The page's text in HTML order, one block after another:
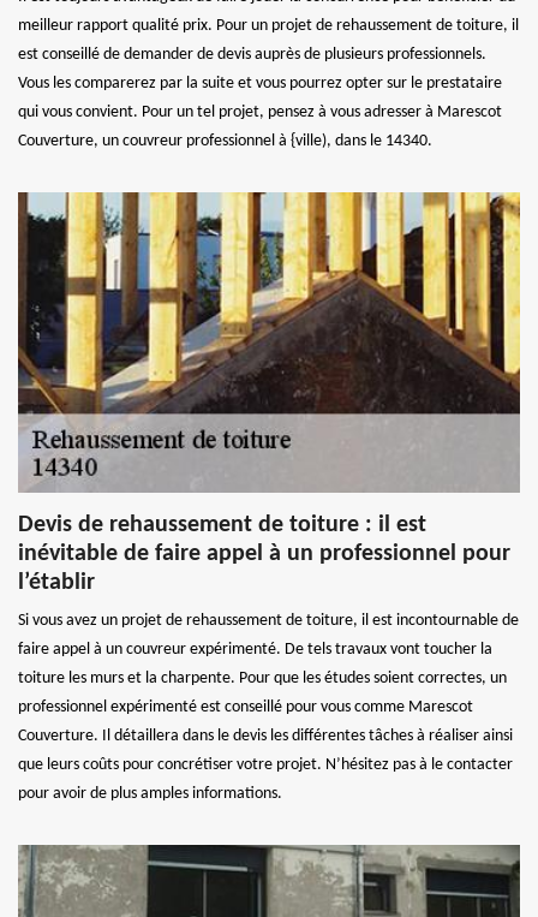
meilleur rapport qualité prix. Pour un projet de rehaussement de toiture, il
est conseillé de demander de devis auprès de plusieurs professionnels.
Vous les comparerez par la suite et vous pourrez opter sur le prestataire
qui vous convient. Pour un tel projet, pensez à vous adresser à Marescot
Couverture, un couvreur professionnel à {ville), dans le 14340.
Devis de rehaussement de toiture : il est
inévitable de faire appel à un professionnel pour
l’établir
Si vous avez un projet de rehaussement de toiture, il est incontournable de
faire appel à un couvreur expérimenté. De tels travaux vont toucher la
toiture les murs et la charpente. Pour que les études soient correctes, un
professionnel expérimenté est conseillé pour vous comme Marescot
Couverture. Il détaillera dans le devis les différentes tâches à réaliser ainsi
que leurs coûts pour concrétiser votre projet. N’hésitez pas à le contacter
pour avoir de plus amples informations.